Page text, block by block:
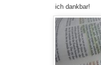
ich dankbar!